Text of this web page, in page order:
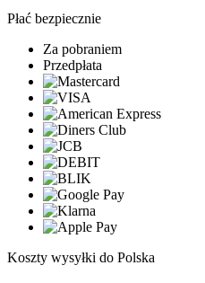
Płać bezpiecznie
Za pobraniem
Przedpłata
Koszty wysyłki do Polska